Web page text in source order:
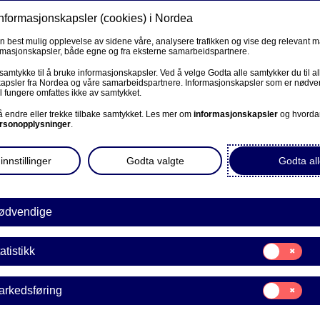
Privat
BEDRIFT
Corporate Netbank
AutoFX Hedging
Bedriftens dokumenter
Våre sider -kundeinformasjon
VPS Investortjenester
VPS Foretakstjenester
Våre produkter Fagforbund
– ett
kan kjøpe bolig for.
i 6 måneder. Vi står
(cookies) i Nordea
best mulig opplevelse av sidene våre, analysere trafikken og vise deg relevant
både egne og fra eksterne samarbeidspartnere.
til å bruke informasjonskapsler. Ved å velge Godta alle samtykker du til
fra Nordea og våre samarbeidspartnere. Informasjonskapsler som er
fungere omfattes ikke av samtykket.
endre eller trekke tilbake samtykket. Les mer om informasjonskapsler og
.
Godta
Godta valgte
Samtykke
til:
Statistikk
Samtykke
til:
Markedsføring